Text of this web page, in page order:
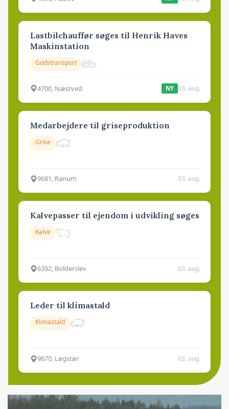
Lastbilchauffør søges til Henrik Haves
Maskinstation
Godstransport
4700, Næstved NY 03. aug.
Medarbejdere til griseproduktion
Grise
9681, Ranum 03. aug.
Kalvepasser til ejendom i udvikling søges
Kalve
6392, Bolderslev 03. aug.
Leder til klimastald
Klimastald
9670, Løgstør 03. aug.